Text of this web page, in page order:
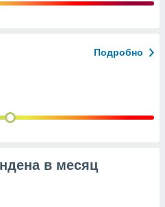
Подробно
в месяц